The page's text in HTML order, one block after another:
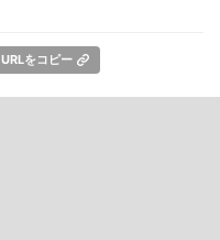
URLをコピー